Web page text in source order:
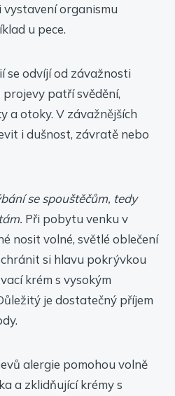
organismu
u pece.
se odvíjí od závažnosti
patří svědění,
a otoky. V závažnějších
i dušnost, závratě nebo
se spouštěčům, tedy
Při pobytu venku v
nosit volné, světlé oblečení
si hlavu pokrývkou
krém s vysokým
je dostatečný příjem
alergie pomohou volně
a zklidňující krémy s